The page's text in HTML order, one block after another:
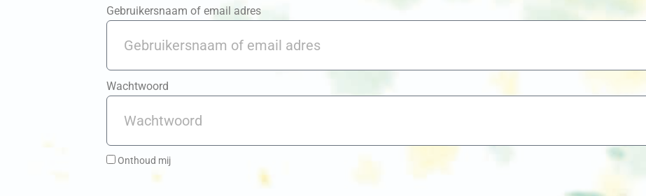
Gebruikersnaam of email adres
Wachtwoord
Onthoud mij